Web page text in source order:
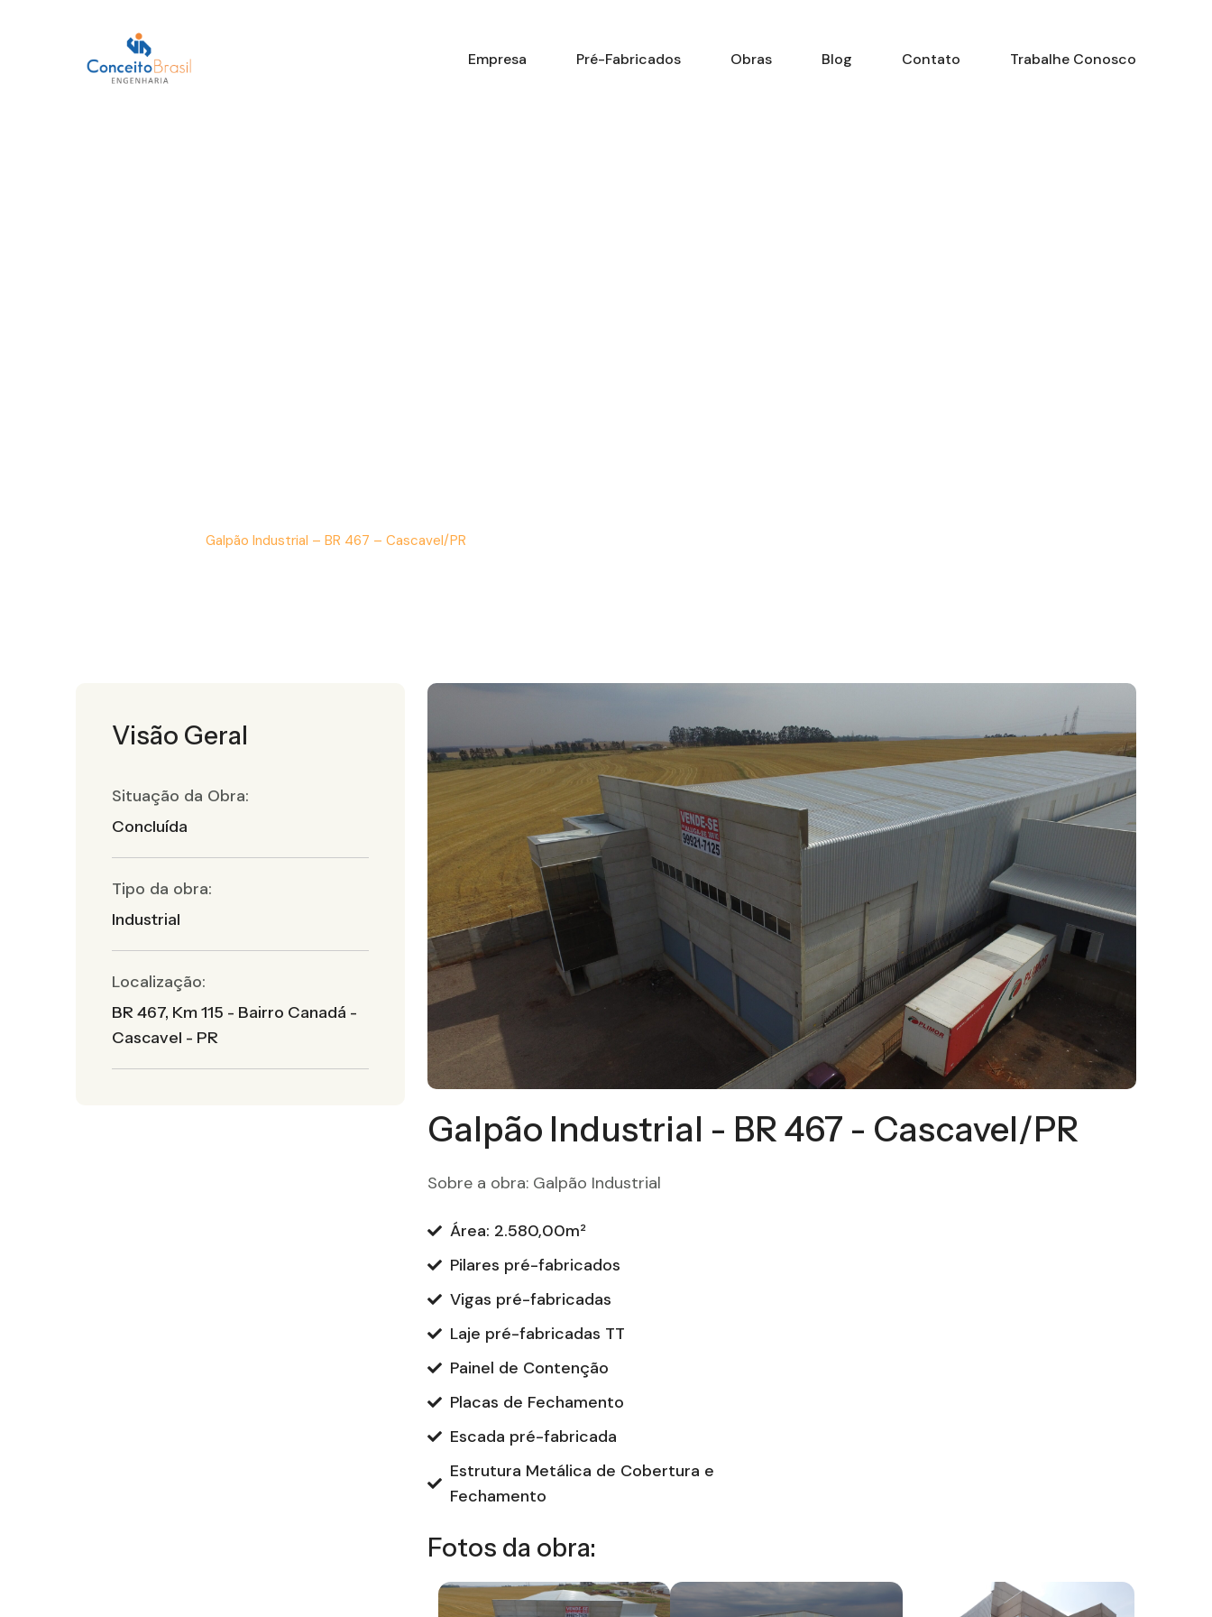
Empresa Pré-Fabricados Obras Blog Contato Trabalhe Conosco
Galpão Industrial – BR 467 – Cascavel/PR
Visão Geral
Situação da Obra:
Concluída
Tipo da obra:
Industrial
Localização:
BR 467, Km 115 - Bairro Canadá -
Cascavel - PR
Galpão Industrial - BR 467 - Cascavel/PR
Sobre a obra: Galpão Industrial
Área: 2.580,00m²
Pilares pré-fabricados
Vigas pré-fabricadas
Laje pré-fabricadas TT
Painel de Contenção
Placas de Fechamento
Escada pré-fabricada
Estrutura Metálica de Cobertura e
Fechamento
Fotos da obra: